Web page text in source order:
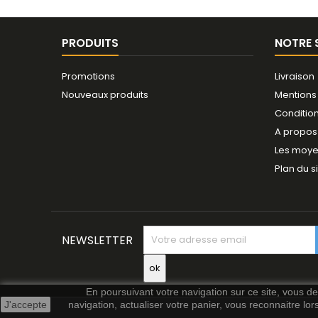
PRODUITS
Promotions
Nouveaux produits
NOTRE
Livraison
A propos
Les
Plan du
J'accepte
En poursuivant votre navigation sur ce site, vous
navigation, actualiser votre panier, vous reconnaitre
NEWSLETTER